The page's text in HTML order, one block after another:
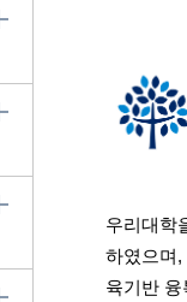
우리대학
하였으며
육기반